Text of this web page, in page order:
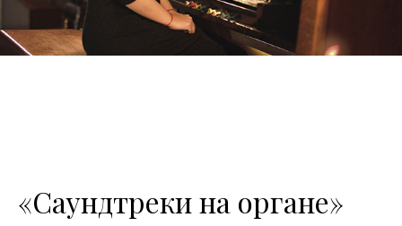
«Саундтреки на органе»